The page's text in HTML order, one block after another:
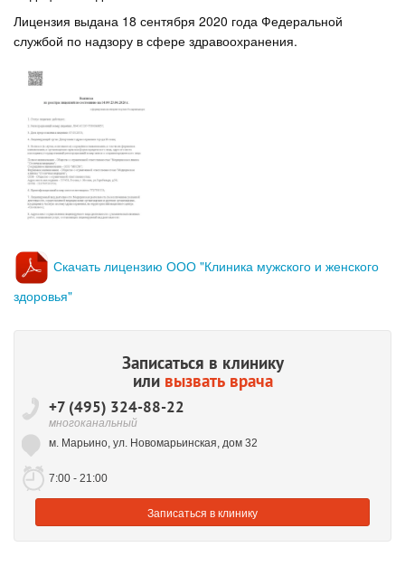
Лицензия выдана 18 сентября 2020 года Федеральной
службой по надзору в сфере здравоохранения.
Скачать лицензию ООО "Клиника мужского и женского
здоровья"
Записаться в клинику
или вызвать врача
+7 (495) 324-88-22
многоканальный
м. Марьино, ул. Новомарьинская, дом 32
7:00 - 21:00
Записаться в клинику